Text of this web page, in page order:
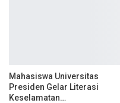
Mahasiswa Universitas
Presiden Gelar Literasi
Keselamatan…